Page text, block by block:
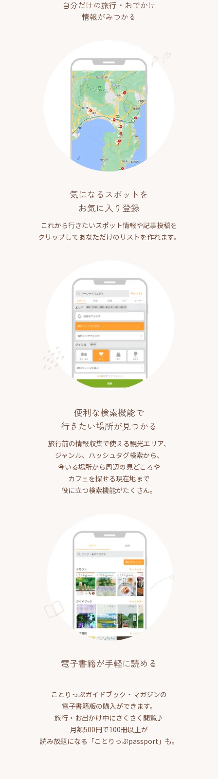
自分だけの旅行・おでかけ
情報がみつかる
気になるスポットを
お気に入り登録
これから行きたいスポット情報や記事投稿を
クリップしてあなただけのリストを作れます。
便利な検索機能で
行きたい場所が見つかる
旅行前の情報収集で使える観光エリア、
ジャンル、ハッシュタグ検索から、
今いる場所から周辺の見どころや
カフェを探せる現在地まで
役に立つ検索機能がたくさん。
電子書籍が手軽に読める
ことりっぷガイドブック・マガジンの
電子書籍版の購入ができます。
旅行・お出かけ中にさくさく閲覧♪
月額500円で100冊以上が
読み放題になる「ことりっぷpassport」も。